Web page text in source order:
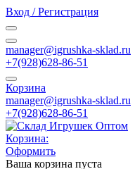
Вход / Регистрация
manager@igrushka-sklad.ru
+7(928)628-86-51
Корзина
manager@igrushka-sklad.ru
+7(928)628-86-51
Корзина:
Оформить
Ваша корзина пуста